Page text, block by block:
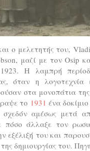
ο μελετητής του,
μαζί με τον Osip
Η λαμπρή
όταν η
στα μονοπάτια
το 1931 ένα
σχεδόν αμέσως μετά
πόσο άλλαξε τον
εξέλιξή του και
δημιουργίας του.